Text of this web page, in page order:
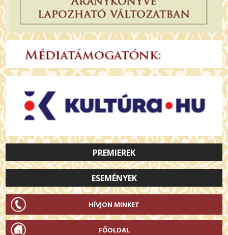
PREMIEREK
ESEMÉNYEK
HÍVJON MINKET
FŐOLDAL